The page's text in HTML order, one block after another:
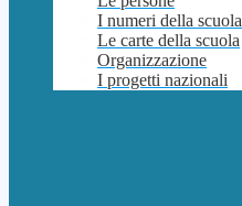
I numeri della scuola
Le carte della scuola
Organizzazione
I progetti nazionali